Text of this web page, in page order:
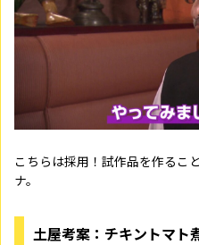
こちらは採用！試作品を作るこ
ナ。
土屋考案：チキントマト